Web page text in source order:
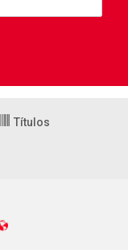
Títulos